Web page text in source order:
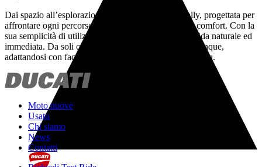
Dai spazio all’esplorazione con Multistrada V4 Rally, progettata per
affrontare ogni percorso con la massima sicurezza e comfort. Con la
sua semplicità di utilizzo rende ogni esperienza di guida naturale ed
immediata. Da soli o in coppia, è pronta a seguirti ovunque,
adattandosi con facilità a qualsiasi terreno e stile di guida.
Moto nuove
Usato
Chi siamo
News
Contatti